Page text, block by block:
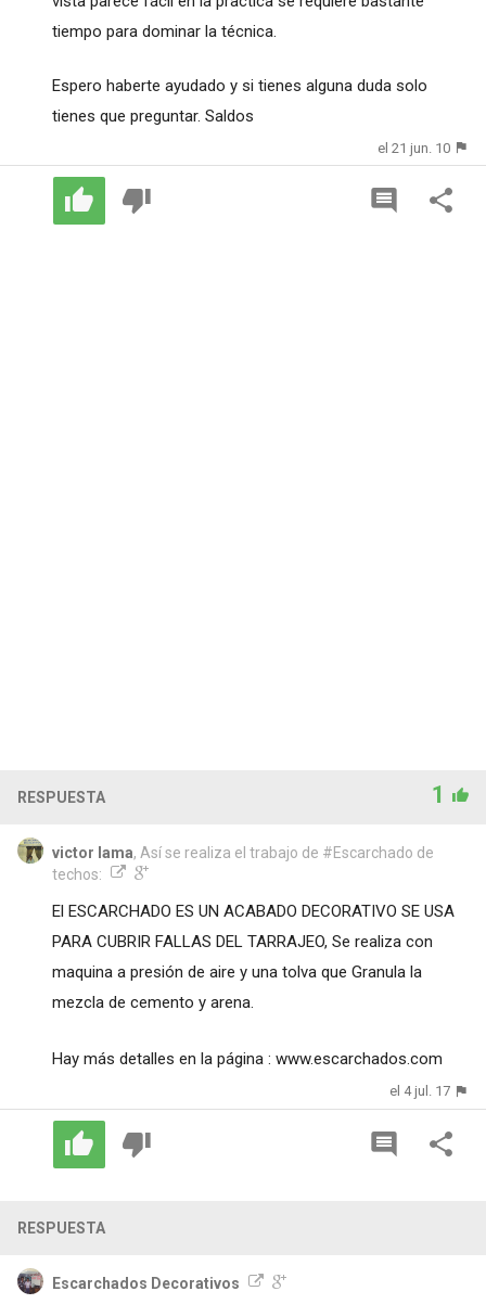
tiempo para dominar la técnica.
Espero haberte ayudado y si tienes alguna duda solo
tienes que preguntar. Saldos
el 21 jun. 10
RESPUESTA 1
victor lama, Así se realiza el trabajo de #Escarchado de
techos:
El ESCARCHADO ES UN ACABADO DECORATIVO SE USA
PARA CUBRIR FALLAS DEL TARRAJEO, Se realiza con
maquina a presión de aire y una tolva que Granula la
mezcla de cemento y arena.
Hay más detalles en la página : www.escarchados.com
el 4 jul. 17
RESPUESTA
Escarchados Decorativos